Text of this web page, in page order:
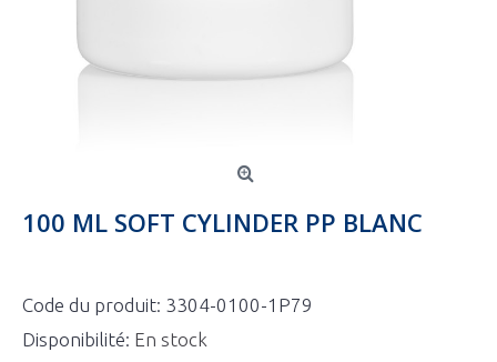
100 ML SOFT CYLINDER PP BLANC
Code du produit: 3304-0100-1P79
Disponibilité: En stock